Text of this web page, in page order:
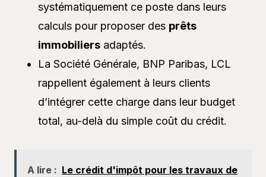
systématiquement ce poste dans leurs
calculs pour proposer des prêts
immobiliers adaptés.
La Société Générale, BNP Paribas, LCL
rappellent également à leurs clients
d’intégrer cette charge dans leur budget
total, au-delà du simple coût du crédit.
A lire : Le crédit d'impôt pour les travaux de